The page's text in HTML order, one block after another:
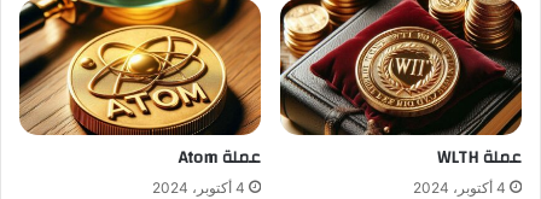
عملة WLTH
4 أكتوبر، 2024
عملة Atom
4 أكتوبر، 2024